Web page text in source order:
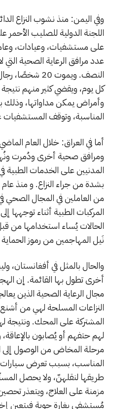
على مستشفيات، وعيادات،
عدد مرافق الرعاية الصحية التي
النصف. ويموت
كل يوم، ويقضي كثير منهم
وأمراض يمكن مداواتها، وذلك
المناسبة، وتوقف
أما في العراق: خلال العام
ومرافق صحية أخرى ودُمرت
المدنيين على الخدمات الطبية
من العاملين في المجال الصحي
المركبات الطبية أثناء توجهها
الحالات يُساء استخدامها من
نَيل المهاجمين من رموز
والحال بالمثل في أفغانستان،
أخرى تطول بها القائمة. إن
مجال الرعاية الصحية الذين
النزاعات المسلحة لهي من أشنع
المشتركة على المحك. ونتيجة
لهم حتفهم أو يُصابون
مرحلة المخاض من الوصول
المناسب، بسبب تعرض
طريقها لنقلهنّ، ولا يحصل
مزمنة على العلاج، ويتعذر
مُستشفى بغارة جوية فيتعين